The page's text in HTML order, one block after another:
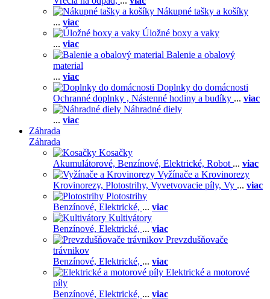
Nákupné tašky a košíky
... viac
Úložné boxy a vaky
... viac
Balenie a obalový
material
... viac
Doplnky do domácnosti
Ochranné doplnky , Nástenné hodiny a budíky ... viac
Náhradné diely
... viac
Záhrada
Záhrada
Kosačky
Akumulátorové, Benzínové, Elektrické, Robot ... viac
Vyžínače a Krovinorezy
Krovinorezy, Plotostrihy, Vyvetvovacie píly, Vy ... viac
Plotostrihy
Benzínové, Elektrické, ... viac
Kultivátory
Benzínové, Elektrické, ... viac
Prevzdušňovače
trávnikov
Benzínové, Elektrické, ... viac
Elektrické a motorové
píly
Benzínové, Elektrické, ... viac